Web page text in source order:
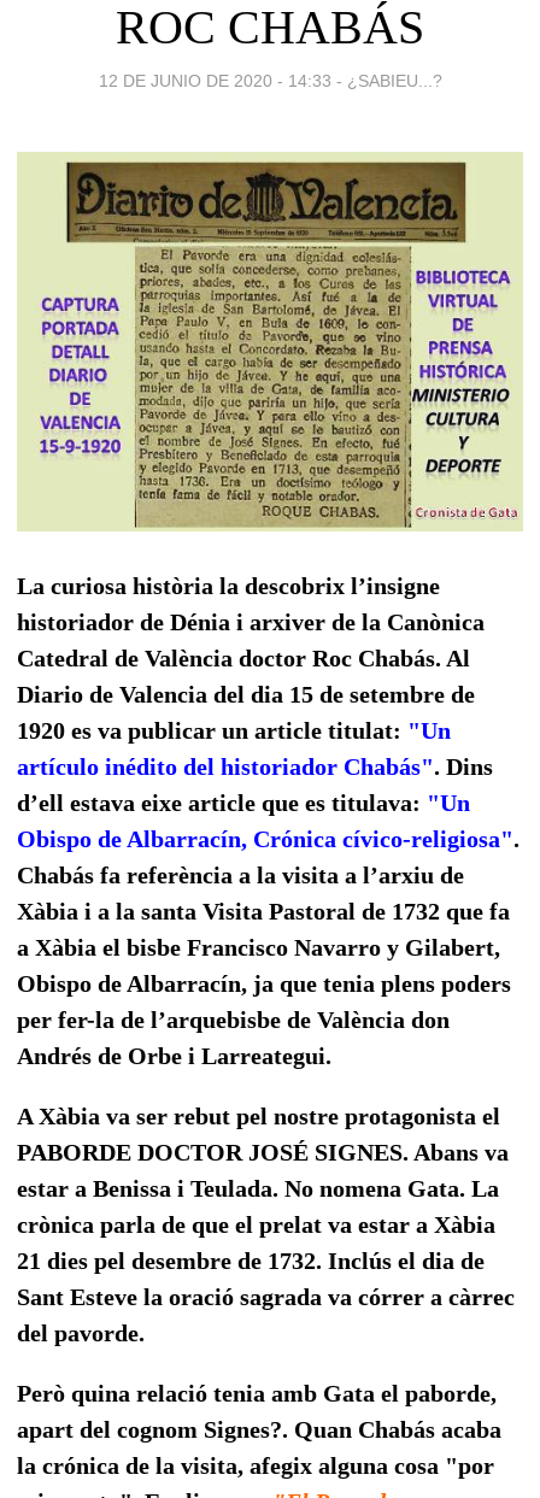
ROC CHABÁS
12 DE JUNIO DE 2020 - 14:33 - ¿SABIEU...?
La curiosa història la descobrix l’insigne
historiador de Dénia i arxiver de la Canònica
Catedral de València doctor Roc Chabás. Al
Diario de Valencia del dia 15 de setembre de
1920 es va publicar un article titulat: "Un
artículo inédito del historiador Chabás". Dins
d’ell estava eixe article que es titulava: "Un
Obispo de Albarracín, Crónica cívico-religiosa".
Chabás fa referència a la visita a l’arxiu de
Xàbia i a la santa Visita Pastoral de 1732 que fa
a Xàbia el bisbe Francisco Navarro y Gilabert,
Obispo de Albarracín, ja que tenia plens poders
per fer-la de l’arquebisbe de València don
Andrés de Orbe i Larreategui.
A Xàbia va ser rebut pel nostre protagonista el
PABORDE DOCTOR JOSÉ SIGNES. Abans va
estar a Benissa i Teulada. No nomena Gata. La
crònica parla de que el prelat va estar a Xàbia
21 dies pel desembre de 1732. Inclús el dia de
Sant Esteve la oració sagrada va córrer a càrrec
del pavorde.
Però quina relació tenia amb Gata el paborde,
apart del cognom Signes?. Quan Chabás acaba
la crónica de la visita, afegix alguna cosa "por